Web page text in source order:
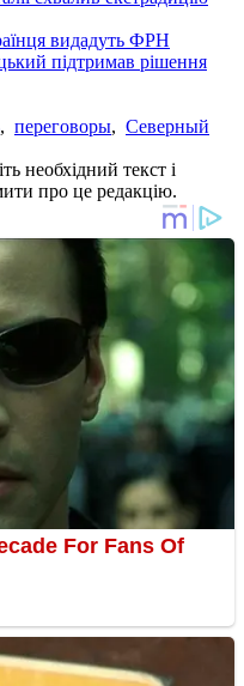
видадуть ФРН
підтримав рішення
, переговоры, Северный
необхідний текст і
про це редакцію.